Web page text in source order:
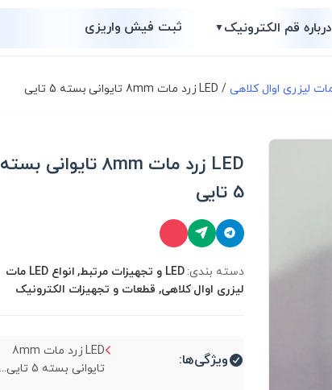
درباره قم الکترونیک▼ ثبت فیش واریزی
/ LED زرد مات 8mm تایوانی بسته 5 تایی
LED زرد مات 8mm تایوانی بسته
5 تایی
دسته بندی:
LED و تجهیزات مرتبط, انواع LED مات
لیزری اوال کلاهی, قطعات و تجهیزات الکترونیک
ویژگی‌ها:
LED زرد مات 8mm
تایوانی بسته 5 تایی...